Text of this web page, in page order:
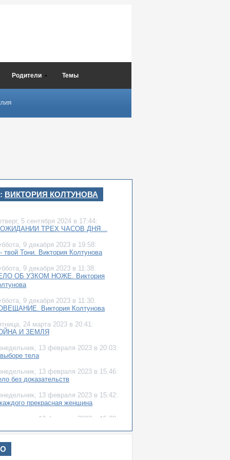
Родители Темы
ВИКТОРИЯ КОЛТУНОВА
5 сентября 2024 в 17:44:
ОЖИДАНИИ ТРЕХ ЧАСОВ ДНЯ…
9 декабря 2023 в 19:58:
твой Тони. Виктория Колтунова
9 декабря 2023 в 11:38:
ОБ УЗКОМ НОЖЕ. Виктория
9 декабря 2023 в 11:30:
Виктория Колтунова
24 марта 2023 в 20:41:
И ЗЕМЛЯ
13 февраля 2023 в 20:03:
тела
13 февраля 2023 в 15:46:
без доказательств
13 февраля 2023 в 15:42:
прекрасная женщина
13 февраля 2023 в 15:38:
к дому...